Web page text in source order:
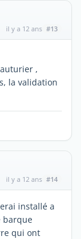
il y a 12 ans #13
,
la validation
il y a 12 ans #14
installé a
barque
qui ont